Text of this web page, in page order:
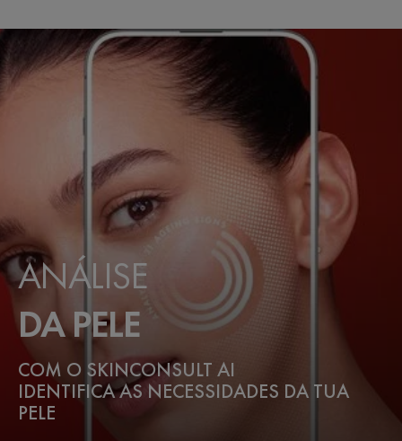
ANÁLISE
DA PELE
COM O SKINCONSULT AI
IDENTIFICA AS NECESSIDADES DA TUA
PELE